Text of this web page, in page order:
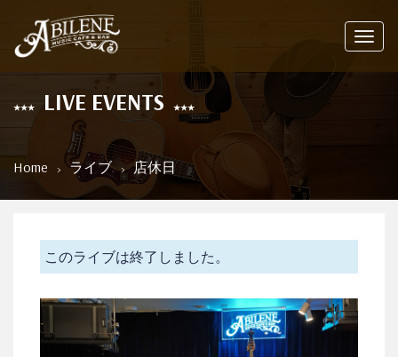
LIVE EVENTS
Home ライブ 店休日
このライブは終了しました。